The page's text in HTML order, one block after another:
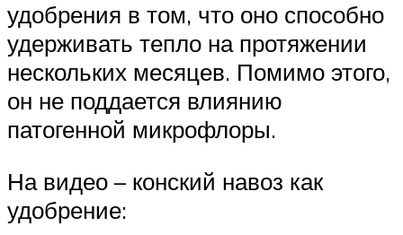
удобрения в том, что оно способно
удерживать тепло на протяжении
нескольких месяцев. Помимо этого,
он не поддается влиянию
патогенной микрофлоры.
На видео – конский навоз как
удобрение: